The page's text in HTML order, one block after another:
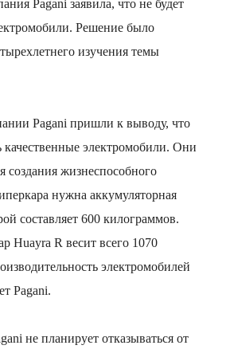
Pagani заявила, что не будет
Решение было
изучения темы
Pagani пришли к выводу, что
качественные электромобили. Они
создания жизнеспособного
нужна аккумуляторная
составляет 600 килограммов.
Huayra R весит всего 1070
электромобилей
Pagani.
не планирует отказываться от